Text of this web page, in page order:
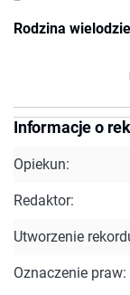
Rodzina
Informacje o
Opiekun:
Redaktor:
Utworzenie
Oznaczenie praw: